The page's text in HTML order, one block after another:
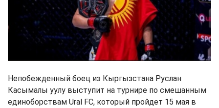
Непобежденный боец из Кыргызстана Руслан
Касымалы уулу выступит на турнире по смешанным
единоборствам Ural FC, который пройдет 15 мая в